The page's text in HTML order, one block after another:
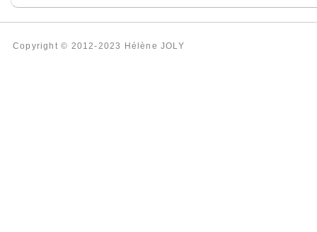
Copyright © 2012-2023 Hélène JOLY